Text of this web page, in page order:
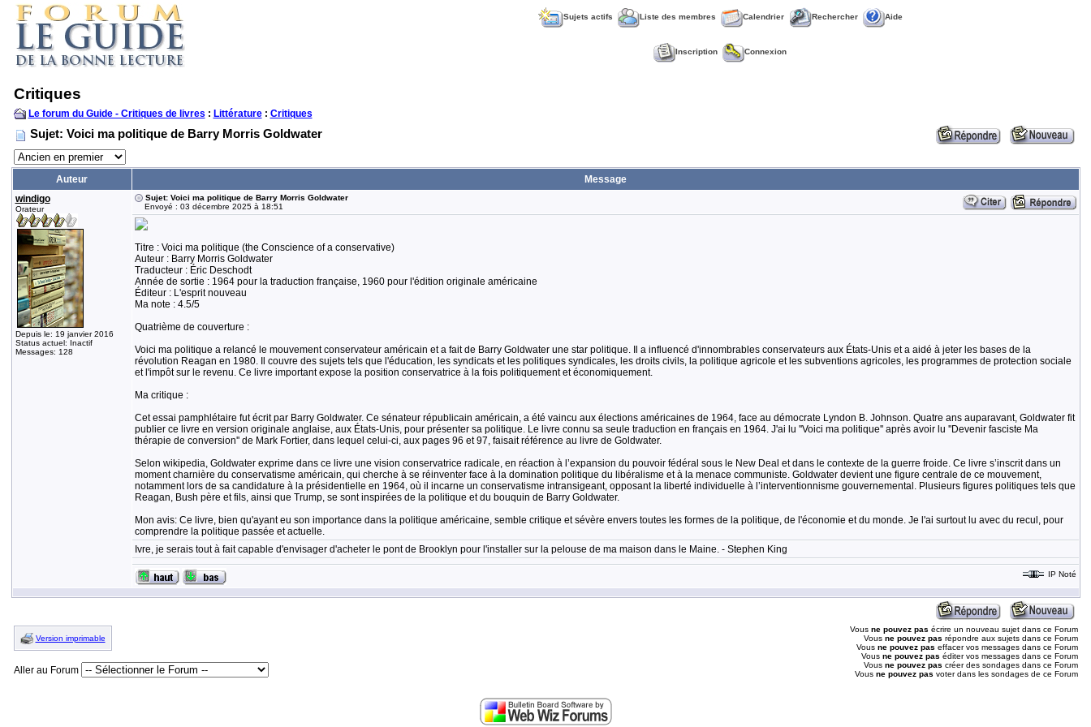
Sujets actifs Liste des membres Calendrier Rechercher Aide
Inscription Connexion
Critiques
Le forum du Guide - Critiques de livres : Littérature: Critiques
Sujet: Voici ma politique de Barry Morris Goldwater
Auteur
Message
windigo
Orateur
Depuis le: 19 janvier 2016
Status actuel: Inactif
Messages: 128
Sujet: Voici ma politique de Barry Morris Goldwater
Envoyé : 03 décembre 2025 à 18:51
Titre : Voici ma politique (the Conscience of a conservative)
Auteur : Barry Morris Goldwater
Traducteur : Éric Deschodt
Année de sortie : 1964 pour la traduction française, 1960 pour l'édition originale américaine
Éditeur : L'esprit nouveau
Ma note : 4.5/5
Quatrième de couverture :
Voici ma politique a relancé le mouvement conservateur américain et a fait de Barry Goldwater une star politique. Il a influencé d'innombrables conservateurs aux États-Unis et a aidé à jeter les bases de la
révolution Reagan en 1980. Il couvre des sujets tels que l'éducation, les syndicats et les politiques syndicales, les droits civils, la politique agricole et les subventions agricoles, les programmes de protection sociale
et l'impôt sur le revenu. Ce livre important expose la position conservatrice à la fois politiquement et économiquement.
Ma critique :
Cet essai pamphlétaire fut écrit par Barry Goldwater. Ce sénateur républicain américain, a été vaincu aux élections américaines de 1964, face au démocrate Lyndon B. Johnson. Quatre ans auparavant, Goldwater fit
publier ce livre en version originale anglaise, aux États-Unis, pour présenter sa politique. Le livre connu sa seule traduction en français en 1964. J'ai lu ''Voici ma politique'' après avoir lu ''Devenir fasciste Ma
thérapie de conversion'' de Mark Fortier, dans lequel celui-ci, aux pages 96 et 97, faisait référence au livre de Goldwater.
Selon wikipedia, Goldwater exprime dans ce livre une vision conservatrice radicale, en réaction à l’expansion du pouvoir fédéral sous le New Deal et dans le contexte de la guerre froide. Ce livre s’inscrit dans un
moment charnière du conservatisme américain, qui cherche à se réinventer face à la domination politique du libéralisme et à la menace communiste. Goldwater devient une figure centrale de ce mouvement,
notamment lors de sa candidature à la présidentielle en 1964, où il incarne un conservatisme intransigeant, opposant la liberté individuelle à l’interventionnisme gouvernemental. Plusieurs figures politiques tels que
Reagan, Bush père et fils, ainsi que Trump, se sont inspirées de la politique et du bouquin de Barry Goldwater.
Mon avis: Ce livre, bien qu'ayant eu son importance dans la politique américaine, semble critique et sévère envers toutes les formes de la politique, de l'économie et du monde. Je l'ai surtout lu avec du recul, pour
comprendre la politique passée et actuelle.
Ivre, je serais tout à fait capable d'envisager d'acheter le pont de Brooklyn pour l'installer sur la pelouse de ma maison dans le Maine. - Stephen King
IP Noté
Version imprimable
Aller au Forum
Vous ne pouvez pas écrire un nouveau sujet dans ce Forum
Vous ne pouvez pas répondre aux sujets dans ce Forum
Vous ne pouvez pas effacer vos messages dans ce Forum
Vous ne pouvez pas éditer vos messages dans ce Forum
Vous ne pouvez pas créer des sondages dans ce Forum
Vous ne pouvez pas voter dans les sondages de ce Forum